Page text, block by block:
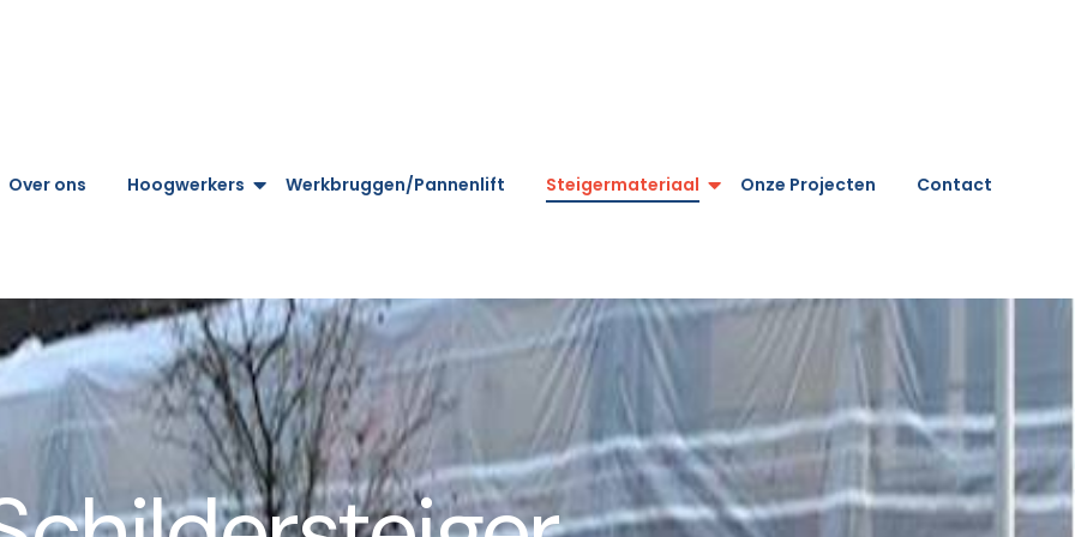
Over ons Hoogwerkers Werkbruggen/Pannenlift Steigermateriaal Onze Projecten Contact